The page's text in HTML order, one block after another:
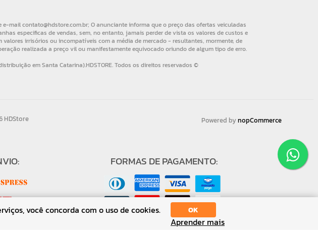
HDStore Powered bynopCommerce
FORMAS DE PAGAMENTO:
você concorda com o uso de cookies. OK
Aprender mais